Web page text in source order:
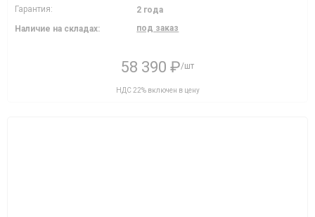
Гарантия:
2 года
Наличие на складах:
под заказ
58 390 ₽/шт
НДС 22% включен в цену